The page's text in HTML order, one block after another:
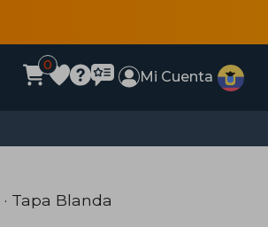
0
Mi Cuenta
· Tapa Blanda